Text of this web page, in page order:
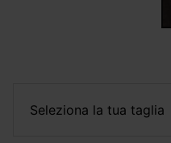
seleziona la tua taglia